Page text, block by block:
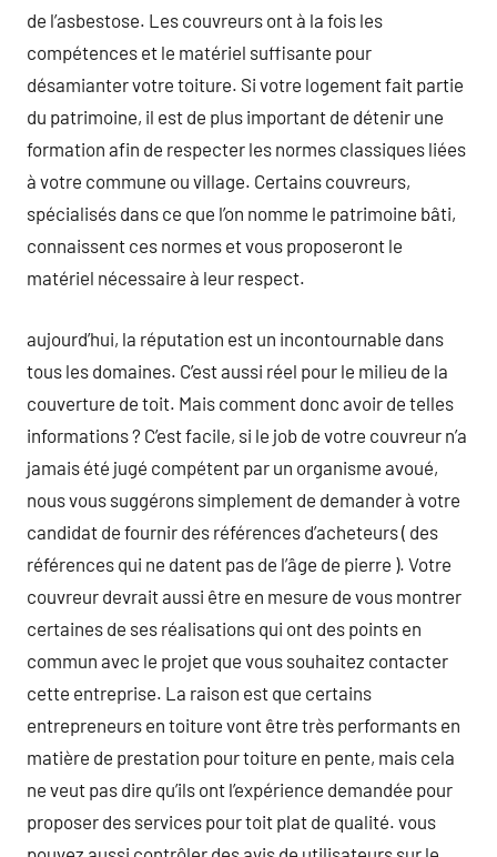
de l’asbestose. Les couvreurs ont à la fois les
compétences et le matériel suffisante pour
désamianter votre toiture. Si votre logement fait partie
du patrimoine, il est de plus important de détenir une
formation afin de respecter les normes classiques liées
à votre commune ou village. Certains couvreurs,
spécialisés dans ce que l’on nomme le patrimoine bâti,
connaissent ces normes et vous proposeront le
matériel nécessaire à leur respect.
aujourd’hui, la réputation est un incontournable dans
tous les domaines. C’est aussi réel pour le milieu de la
couverture de toit. Mais comment donc avoir de telles
informations ? C’est facile, si le job de votre couvreur n’a
jamais été jugé compétent par un organisme avoué,
nous vous suggérons simplement de demander à votre
candidat de fournir des références d’acheteurs ( des
références qui ne datent pas de l’âge de pierre ). Votre
couvreur devrait aussi être en mesure de vous montrer
certaines de ses réalisations qui ont des points en
commun avec le projet que vous souhaitez contacter
cette entreprise. La raison est que certains
entrepreneurs en toiture vont être très performants en
matière de prestation pour toiture en pente, mais cela
ne veut pas dire qu’ils ont l’expérience demandée pour
proposer des services pour toit plat de qualité. vous